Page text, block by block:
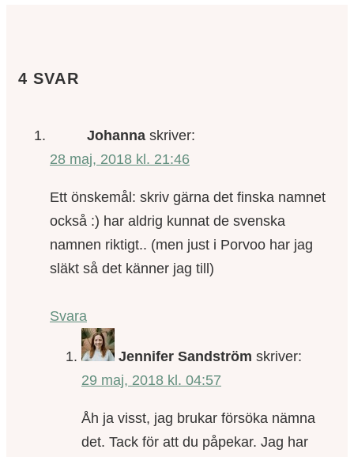
4 SVAR
Johanna skriver:
28 maj, 2018 kl. 21:46
Ett önskemål: skriv gärna det finska namnet
också :) har aldrig kunnat de svenska
namnen riktigt.. (men just i Porvoo har jag
släkt så det känner jag till)
Svara
Jennifer Sandström skriver:
29 maj, 2018 kl. 04:57
Åh ja visst, jag brukar försöka nämna
det. Tack för att du påpekar. Jag har